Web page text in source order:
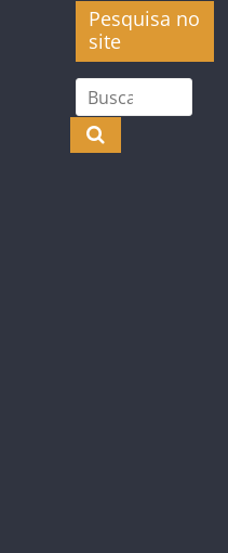
Pesquisa no
site